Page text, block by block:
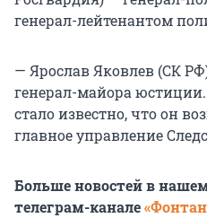
генерал-лейтенантом
— Ярослав Яковлев (СК
генерал-майора
стало известно, что он
главное управление
Больше новостей в
телеграм-канале